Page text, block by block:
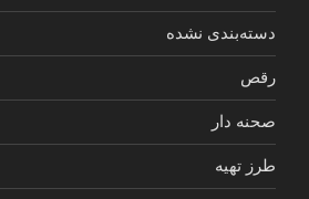
دسته‌بندی نشده
رقص
صحنه دار
طرز تهیه